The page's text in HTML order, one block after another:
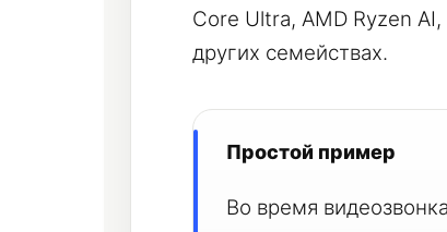
Core Ultra, AMD Ryzen
других семействах.
Простой пример
Во время